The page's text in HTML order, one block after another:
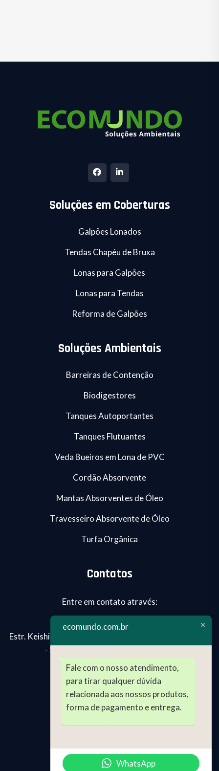
Soluções em Coberturas
Galpões Lonados
Tendas Chapéu de Bruxa
Lonas para Galpões
Lonas para Tendas
Reforma de Galpões
Soluções Ambientais
Barreiras de Contenção
Biodigestores
Tanques Autoportantes
Tanques Flutuantes
Veda Bueiros em Lona de PVC
Cordão Absorvente
Mantas Absorventes de Óleo
Travesseiro Absorvente de Óleo
Turfa Orgânica
Contatos
Entre em contato através:
Estr. Keishi Matsumoto, 462 - Jd.Tomé, Embu das Artes
- SP - Segunda-Sexta 8:00h - 18:00h
(11) 99024-2696
(11) 4241-4129
ecomundo.com.br
Fale com o nosso atendimento,
para tirar qualquer dúvida
relacionada aos nossos produtos,
forma de pagamento e entrega.
WhatsApp